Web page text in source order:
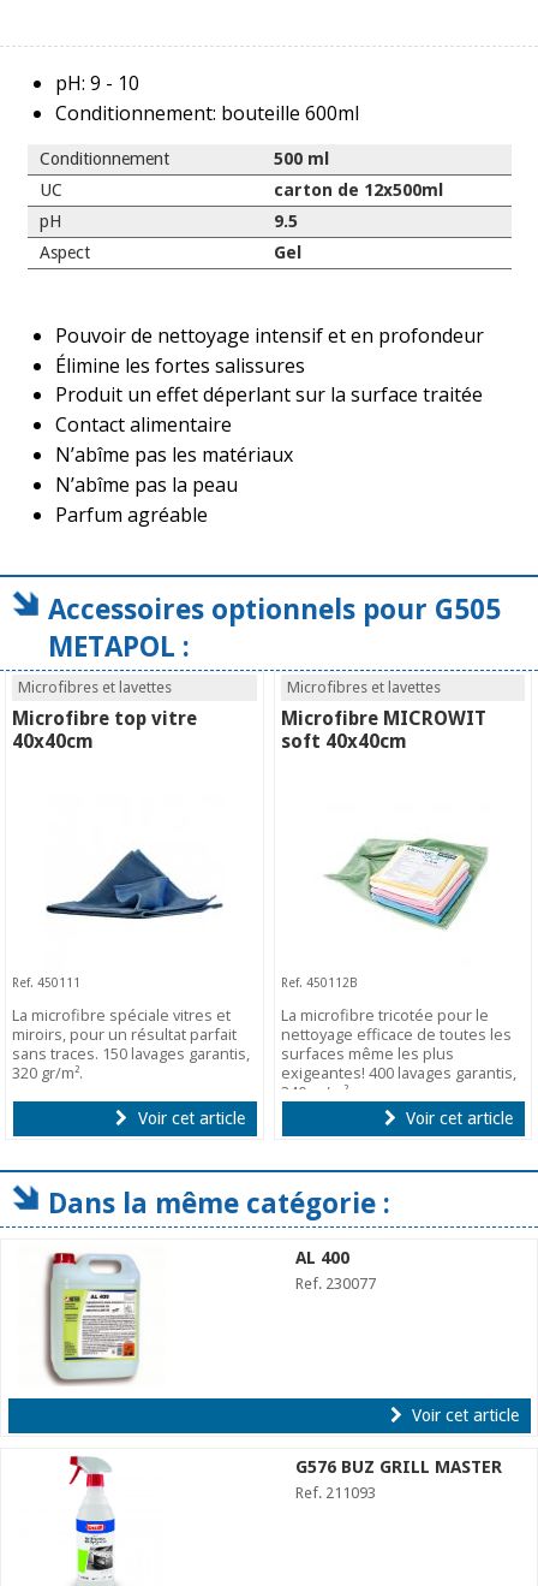
pH: 9 - 10
Conditionnement: bouteille 600ml
Conditionnement
500 ml
UC
carton de 12x500ml
pH
9.5
Aspect
Gel
Pouvoir de nettoyage intensif et en profondeur
Élimine les fortes salissures
Produit un effet déperlant sur la surface traitée
Contact alimentaire
N’abîme pas les matériaux
N’abîme pas la peau
Parfum agréable
Accessoires optionnels pour G505
METAPOL :
Microfibres et lavettes
Microfibre top vitre
40x40cm
Ref. 450111
La microfibre spéciale vitres et
miroirs, pour un résultat parfait
sans traces. 150 lavages garantis,
320 gr/m².
Voir cet article
Microfibres et lavettes
Microfibre MICROWIT
soft 40x40cm
Ref. 450112B
La microfibre tricotée pour le
nettoyage efficace de toutes les
surfaces même les plus
exigeantes! 400 lavages garantis,
340 gr/m².
Voir cet article
Dans la même catégorie :
AL 400
Ref. 230077
Voir cet article
G576 BUZ GRILL MASTER
Ref. 211093